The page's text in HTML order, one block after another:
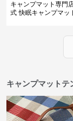
キャンプマット専門
式 快眠キャンプマッ
キャンプマットテ